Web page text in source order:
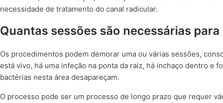
necessidade de tratamento do canal radicular.
Quantas sessões são necessárias
Os procedimentos podem demorar uma ou várias sessões,
está vivo, há uma infeção na ponta da raiz, há inchaço dentro e
bactérias nesta área desapareçam.
O processo pode ser um processo de longo prazo que requer